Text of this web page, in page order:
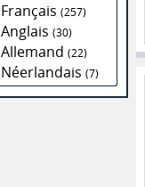
Français(257)
Anglais(30)
Allemand(22)
Néerlandais(7)